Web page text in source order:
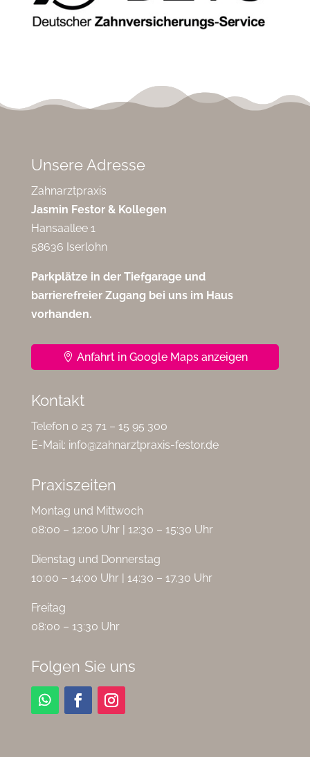
Unsere Adresse
Zahnarztpraxis
Jasmin Festor & Kollegen
Hansaallee 1
58636 Iserlohn
Parkplätze in der Tiefgarage und
barrierefreier Zugang bei uns im Haus
vorhanden.
Anfahrt in Google Maps anzeigen
Kontakt
Telefon 0 23 71 – 15 95 300
E-Mail: info@zahnarztpraxis-festor.de
Praxiszeiten
Montag und Mittwoch
08:00 – 12:00 Uhr | 12:30 – 15:30 Uhr
Dienstag und Donnerstag
10:00 – 14:00 Uhr | 14:30 – 17.30 Uhr
Freitag
08:00 – 13:30 Uhr
Folgen Sie uns